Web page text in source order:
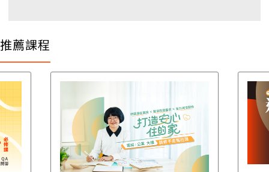
推薦課程